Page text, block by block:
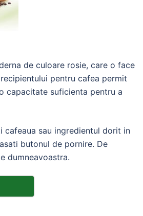
de culoare rosie, care o face
pentru cafea permit
capacitate suficienta pentru a
cafeaua sau ingredientul dorit in
butonul de pornire. De
dumneavoastra.